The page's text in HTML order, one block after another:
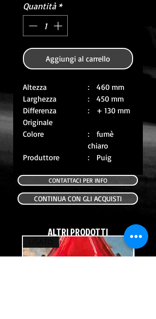
Quantità *
Aggiungi al carrello
Altezza
: 460 mm
Larghezza
: 450 mm
Differenza
Originale
: + 130 mm
Colore
: fumè
chiaro
Produttore
: Puig
CONTATTACI PER INFO
CONTINUA CON GLI ACQUISTI
ALTRI PRODOTTI